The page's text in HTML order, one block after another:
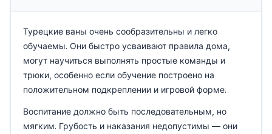
Турецкие ваны очень сообразительны и легко
обучаемы. Они быстро усваивают правила дома,
могут научиться выполнять простые команды и
трюки, особенно если обучение построено на
положительном подкреплении и игровой форме.
Воспитание должно быть последовательным, но
мягким. Грубость и наказания недопустимы — они